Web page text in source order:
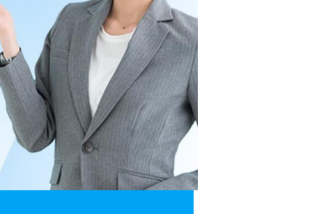
カードローンの見直しで40万円得した話
最速！最短40分で借りられるカードローン
特集ページ一覧
類や特徴で探す
銀行カードローンを選ぶべき4つの理由
無利息期間を利用して利息0円でお金を借りる3